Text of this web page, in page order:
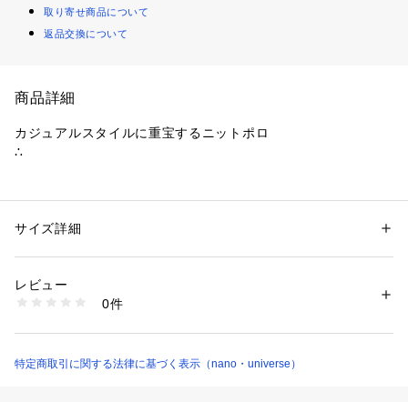
取り寄せ商品について
返品交換について
商品詳細
カジュアルスタイルに重宝するニットポロ
∴
カテゴリー：
生産国：中国製
ェット非常に弱い
※詳しい洗濯方法については、商品の品質表示タグをご覧ください
サイズ詳細
レビュー
0件
特定商取引に関する法律に基づく表示（nano・universe）